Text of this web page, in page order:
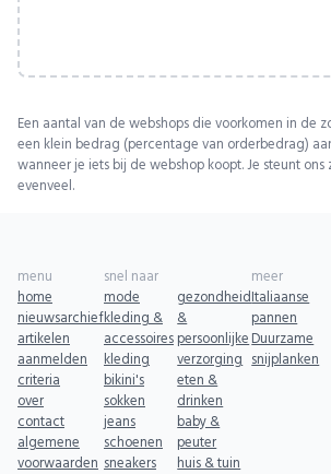
Een aantal van de webshops die voorkomen in de
een klein bedrag (percentage van orderbedrag)
wanneer je iets bij de webshop koopt. Je steunt ons
evenveel.
menu
home
nieuwsarchief
artikelen
aanmelden
criteria
over
contact
algemene
voorwaarden
snel naar
mode
kleding &
accessoires
kleding
bikini's
sokken
jeans
schoenen
sneakers
gezondheid
&
persoonlijke
verzorging
eten &
drinken
baby &
peuter
huis & tuin
meer
Italiaanse
pannen
Duurzame
snijplanken